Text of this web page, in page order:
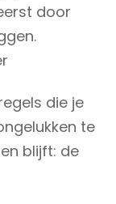
door
die je
te
blijft: de